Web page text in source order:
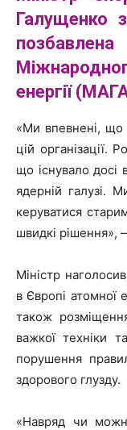
Галущенко
енергії
«Ми впевнені, що
цій організації.
що існувало досі
ядерній галузі.
керуватися
швидкі рішення»,
Міністр
в Європі атомної
також
важкої техніки
порушення
здорового глузду.
«Навряд чи